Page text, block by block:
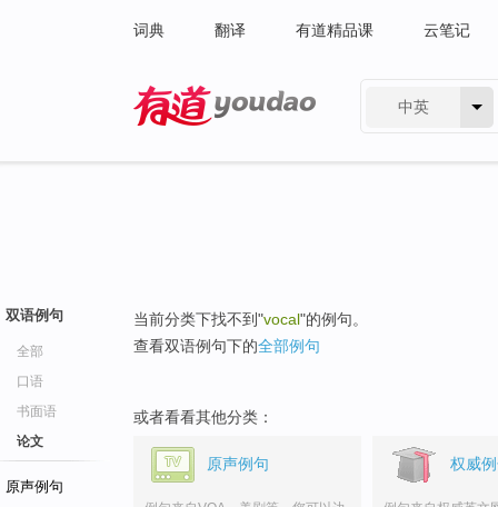
词典 翻译 有道精品课 云笔记
中英
双语例句
全部
口语
书面语
论文
原声例句
当前分类下找不到"vocal"的例句。
查看双语例句下的全部例句
或者看看其他分类：
原声例句 权威